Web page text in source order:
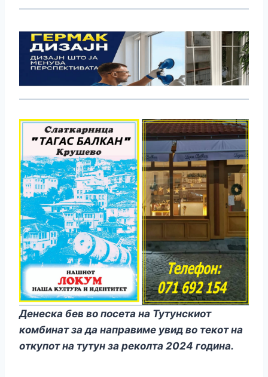
Денеска бев во посета на Тутунскиот
комбинат за да направиме увид во текот на
откупот на тутун за реколта 2024 година.